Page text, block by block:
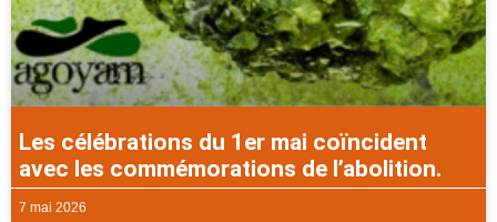
Les célébrations du 1er mai coïncident
avec les commémorations de l’abolition.
7 mai 2026